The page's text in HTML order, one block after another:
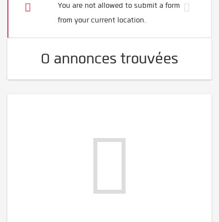
You are not allowed to submit a form
from your current location.
0 annonces trouvées